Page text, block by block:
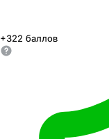
+322 баллов